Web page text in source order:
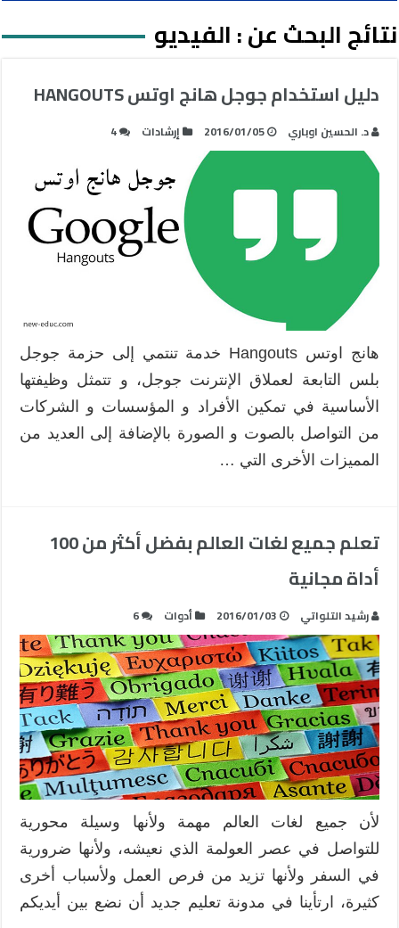
نتائج البحث عن :الفيديو
دليل استخدام جوجل هانج اوتس HANGOUTS
د. الحسين اوباري 2016/01/05 إرشادات 4
هانج اوتس Hangouts خدمة تنتمي إلى حزمة جوجل
بلس التابعة لعملاق الإنترنت جوجل، و تتمثل وظيفتها
الأساسية في تمكين الأفراد و المؤسسات و الشركات
من التواصل بالصوت و الصورة بالإضافة إلى العديد من
المميزات الأخرى التي …
تعلم جميع لغات العالم بفضل أكثر من 100
أداة مجانية
رشيد التلواتي 2016/01/03 أدوات 6
لأن جميع لغات العالم مهمة ولأنها وسيلة محورية
للتواصل في عصر العولمة الذي نعيشه، ولأنها ضرورية
في السفر ولأنها تزيد من فرص العمل ولأسباب أخرى
كثيرة، ارتأينا في مدونة تعليم جديد أن نضع بين أيديكم